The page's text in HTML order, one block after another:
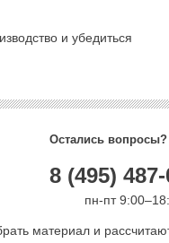
и убедиться
Остались вопросы?
8 (495)
пн-пт
материал и